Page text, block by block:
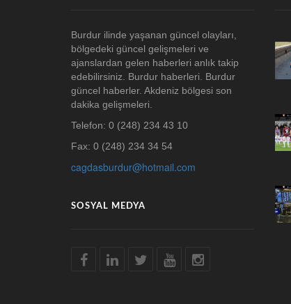
Burdur ilinde yaşanan güncel olayları,
bölgedeki güncel gelişmeleri ve
ajanslardan gelen haberleri anlık takip
edebilirsiniz. Burdur haberleri. Burdur
güncel haberler. Akdeniz bölgesi son
dakika gelişmeleri.
Telefon: 0 (248) 234 43 10
Fax: 0 (248) 234 34 54
cagdasburdur@hotmail.com
SOSYAL MEDYA